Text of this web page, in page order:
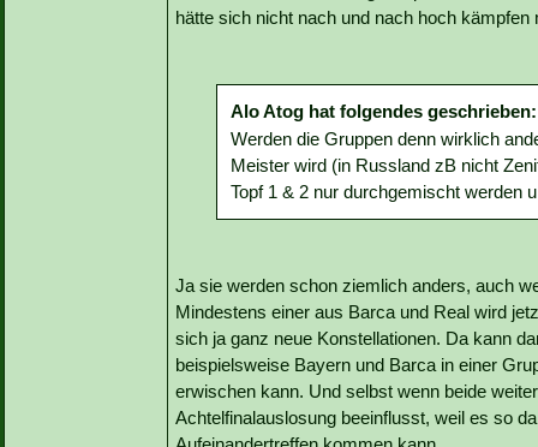
hätte sich nicht nach und nach hoch kämpfen
Alo Atog hat folgendes geschrieben:
Werden die Gruppen denn wirklich
Meister wird (in Russland zB nicht
Topf 1 & 2 nur durchgemischt werden
Ja sie werden schon ziemlich anders, auch
Mindestens einer aus Barca und Real wird
sich ja ganz neue Konstellationen. Da kann
beispielsweise Bayern und Barca in einer
erwischen kann. Und selbst wenn beide
Achtelfinalauslosung beeinflusst, weil es so